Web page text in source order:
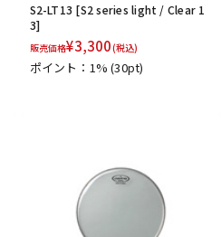
S2-LT13 [S2 series light / Clear 1
3]
販売価格¥3,300(税込)
ポイント：1%(30pt)